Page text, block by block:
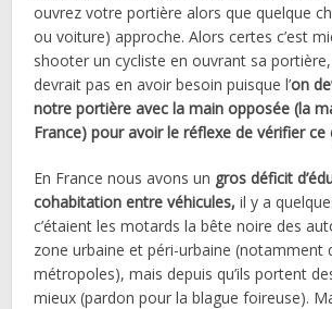
ouvrez votre portière alors que quelque
ou voiture) approche. Alors certes c’est
shooter un cycliste en ouvrant sa
devrait pas en avoir besoin puisque l’on
notre portière avec la main opposée (la
France) pour avoir le réflexe de vérifier ce
En France nous avons un gros déficit
cohabitation entre véhicules, il y a
c’étaient les motards la bête noire des
zone urbaine et péri-urbaine (notamment
métropoles), mais depuis qu’ils portent
mieux (pardon pour la blague foireuse).